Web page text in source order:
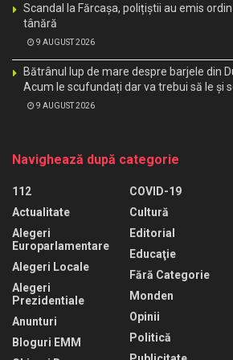
Scandal la Fărcașa, polițiștii au emis
tânără
9 AUGUST 2026
Bătrânul lup de mare despre barjele din
Acum le scufundați dar va trebui să le și
9 AUGUST 2026
Navighează după categorie
112
Actualitate
Alegeri
Europarlamentare
Alegeri Locale
Alegeri
Prezidentiale
Anunturi
Bloguri EMM
COVID-19
Cultură
Editorial
Educaţie
Fără Categorie
Monden
Opinii
Politică